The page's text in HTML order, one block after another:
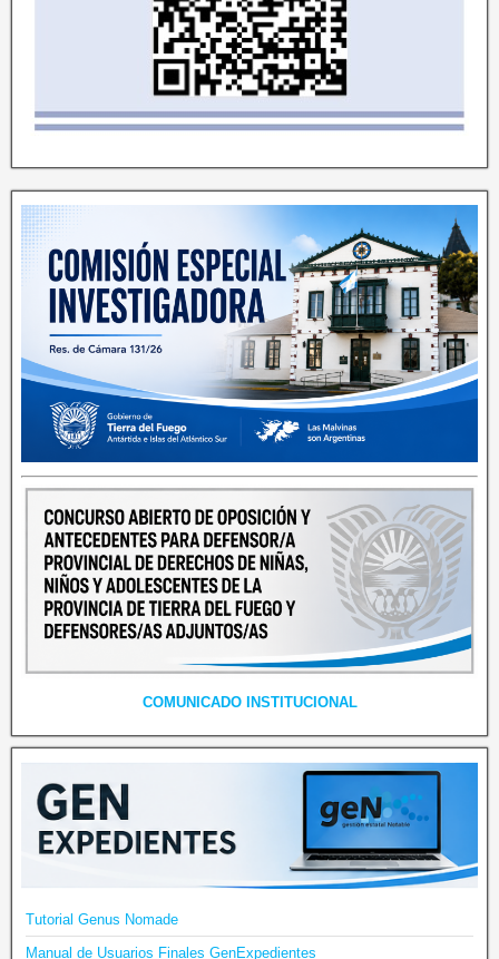
COMUNICADO INSTITUCIONAL
Tutorial Genus Nomade
Manual de Usuarios Finales GenExpedientes